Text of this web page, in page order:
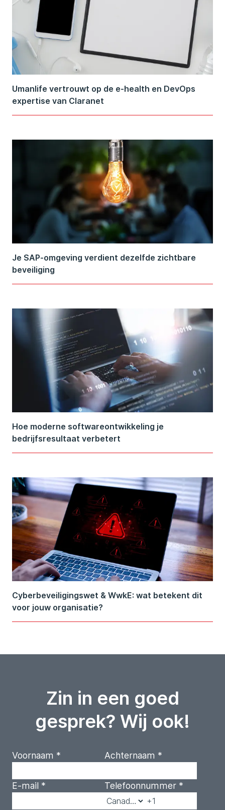
Umanlife vertrouwt op de e-health en DevOps
expertise van Claranet
Je SAP-omgeving verdient dezelfde zichtbare
beveiliging
Hoe moderne softwareontwikkeling je
bedrijfsresultaat verbetert
Cyberbeveiligingswet & WwkE: wat betekent dit
voor jouw organisatie?
Zin in een goed
gesprek? Wij ook!
Voornaam * Achternaam *
E-mail * Telefoonnummer *